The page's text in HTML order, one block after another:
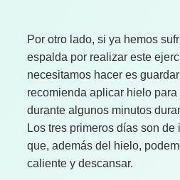
Por otro lado, si ya hemos
espalda por realizar este
necesitamos hacer es
recomienda aplicar hielo
durante algunos minutos
Los tres primeros días son de
que, además del hielo,
caliente y descansar.